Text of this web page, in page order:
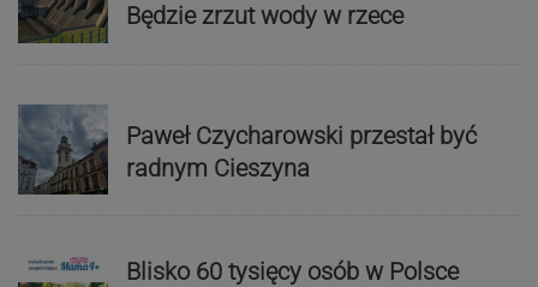
Będzie zrzut wody w rzece
Paweł Czycharowski przestał być
radnym Cieszyna
Blisko 60 tysięcy osób w Polsce